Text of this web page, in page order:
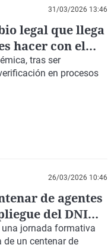
31/03/2026 13:46
legal que llega
hacer con el
tras ser
en procesos
26/03/2026 10:46
de agentes
del DNI
jornada formativa
de un centenar de